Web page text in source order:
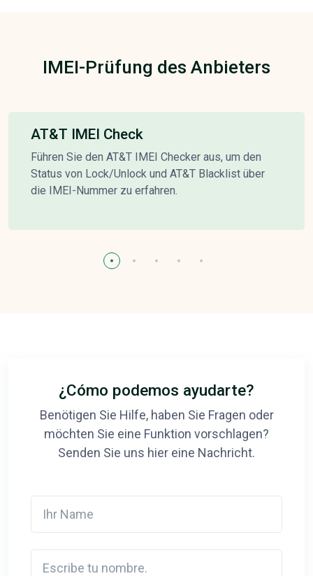
IMEI-Prüfung des Anbieters
AT&T IMEI Check
Führen Sie den AT&T IMEI Checker aus, um den
Status von Lock/Unlock und AT&T Blacklist über
die IMEI-Nummer zu erfahren.
¿Cómo podemos ayudarte?
Benötigen Sie Hilfe, haben Sie Fragen oder
möchten Sie eine Funktion vorschlagen?
Senden Sie uns hier eine Nachricht.